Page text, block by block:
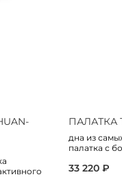
ПАЛАТКА
дна из
палатка с
33 220 ₽